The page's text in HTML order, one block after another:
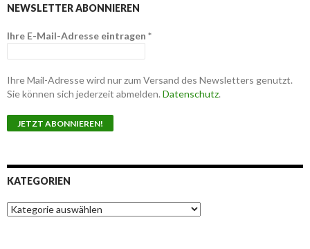
NEWSLETTER ABONNIEREN
Ihre E-Mail-Adresse eintragen *
Ihre Mail-Adresse wird nur zum Versand des Newsletters genutzt.
Sie können sich jederzeit abmelden. Datenschutz.
KATEGORIEN
K
a